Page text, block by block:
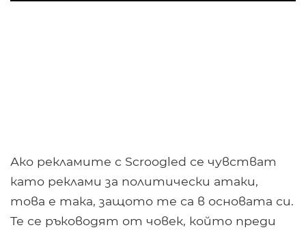
Ако рекламите с Scroogled се чувстват
като реклами за политически атаки,
това е така, защото те са в основата си.
Те се ръководят от човек, който преди